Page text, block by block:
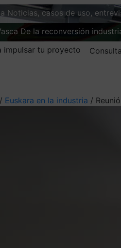
Noticias, casos de uso,
De la reconversión
impulsar tu proyecto
/ Euskara en la industria /